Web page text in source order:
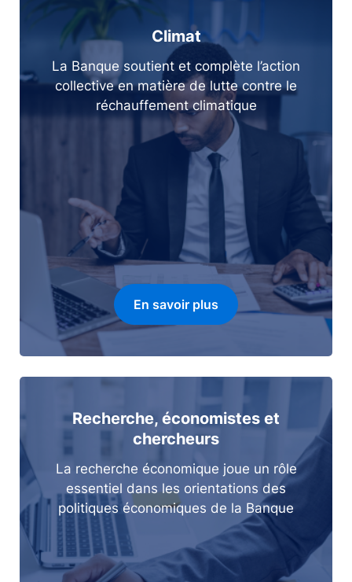
Climat
La Banque soutient et complète l’action
collective en matière de lutte contre le
réchauffement climatique
En savoir plus
Recherche, économistes et
chercheurs
La recherche économique joue un rôle
essentiel dans les orientations des
politiques économiques de la Banque